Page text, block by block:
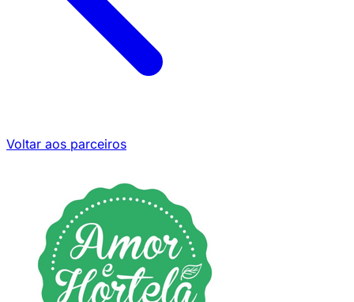
Voltar aos parceiros